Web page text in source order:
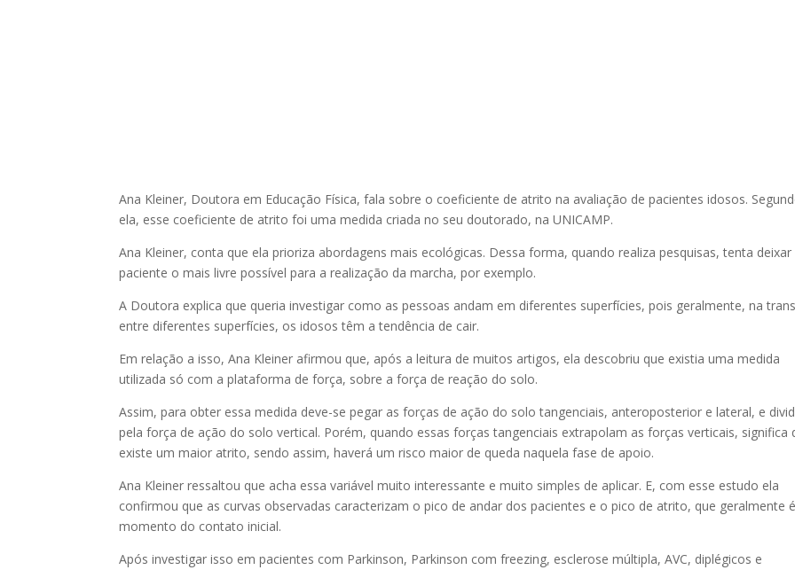
Ana Kleiner, Doutora em Educação Física, fala sobre o coeficiente de atrito na avaliação de pacientes idosos.
ela, esse coeficiente de atrito foi uma medida criada no seu doutorado, na UNICAMP.
Ana Kleiner, conta que ela prioriza abordagens mais ecológicas. Dessa forma, quando realiza pesquisas, tenta deixar
paciente o mais livre possível para a realização da marcha, por exemplo.
A Doutora explica que queria investigar como as pessoas andam em diferentes superfícies, pois geralmente, na
entre diferentes superfícies, os idosos têm a tendência de cair.
Em relação a isso, Ana Kleiner afirmou que, após a leitura de muitos artigos, ela descobriu que existia uma medida
utilizada só com a plataforma de força, sobre a força de reação do solo.
Assim, para obter essa medida deve-se pegar as forças de ação do solo tangenciais, anteroposterior e lateral, e
pela força de ação do solo vertical. Porém, quando essas forças tangenciais extrapolam as forças verticais, significa
existe um maior atrito, sendo assim, haverá um risco maior de queda naquela fase de apoio.
Ana Kleiner ressaltou que acha essa variável muito interessante e muito simples de aplicar. E, com esse estudo ela
confirmou que as curvas observadas caracterizam o pico de andar dos pacientes e o pico de atrito, que geralmente
momento do contato inicial.
Após investigar isso em pacientes com Parkinson, Parkinson com freezing, esclerose múltipla, AVC, diplégicos e